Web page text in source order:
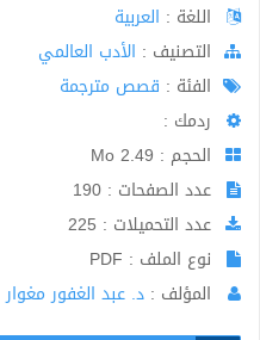
اللغة : العربية
اﻟﺘﺼﻨﻴﻒ : الأدب العالمي
الفئة : قصص مترجمة
ردمك :
الحجم : 2.49 Mo
عدد الصفحات : 190
عدد التحميلات : 225
نوع الملف : PDF
المؤلف : د. عبد الغفور مغوار